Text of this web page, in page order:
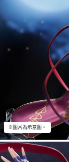
※圖片為示意圖。